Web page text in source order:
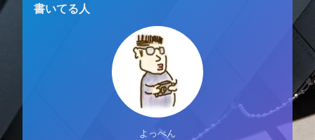
書いてる人
よっぺん